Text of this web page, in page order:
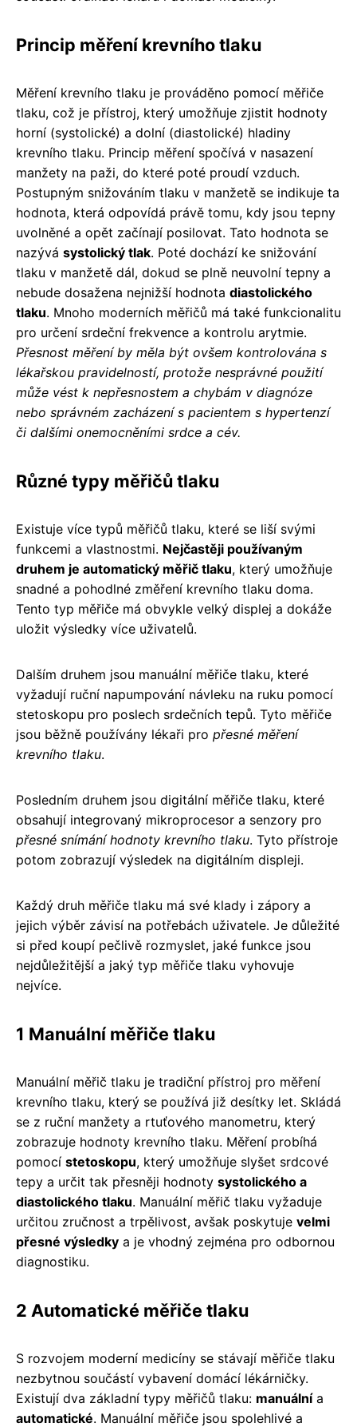
Princip měření krevního tlaku
Měření krevního tlaku je prováděno pomocí měřiče
tlaku, což je přístroj, který umožňuje zjistit hodnoty
horní (systolické) a dolní (diastolické) hladiny
krevního tlaku. Princip měření spočívá v nasazení
manžety na paži, do které poté proudí vzduch.
Postupným snižováním tlaku v manžetě se indikuje ta
hodnota, která odpovídá právě tomu, kdy jsou tepny
uvolněné a opět začínají posilovat. Tato hodnota se
nazývá systolický tlak. Poté dochází ke snižování
tlaku v manžetě dál, dokud se plně neuvolní tepny a
nebude dosažena nejnižší hodnota diastolického
tlaku. Mnoho moderních měřičů má také funkcionalitu
pro určení srdeční frekvence a kontrolu arytmie.
Přesnost měření by měla být ovšem kontrolována s
lékařskou pravidelností, protože nesprávné použití
může vést k nepřesnostem a chybám v diagnóze
nebo správném zacházení s pacientem s hypertenzí
či dalšími onemocněními srdce a cév.
Různé typy měřičů tlaku
Existuje více typů měřičů tlaku, které se liší svými
funkcemi a vlastnostmi. Nejčastěji používaným
druhem je automatický měřič tlaku, který umožňuje
snadné a pohodlné změření krevního tlaku doma.
Tento typ měřiče má obvykle velký displej a dokáže
uložit výsledky více uživatelů.
Dalším druhem jsou manuální měřiče tlaku, které
vyžadují ruční napumpování návleku na ruku pomocí
stetoskopu pro poslech srdečních tepů. Tyto měřiče
jsou běžně používány lékaři pro přesné měření
krevního tlaku.
Posledním druhem jsou digitální měřiče tlaku, které
obsahují integrovaný mikroprocesor a senzory pro
přesné snímání hodnoty krevního tlaku. Tyto přístroje
potom zobrazují výsledek na digitálním displeji.
Každý druh měřiče tlaku má své klady i zápory a
jejich výběr závisí na potřebách uživatele. Je důležité
si před koupí pečlivě rozmyslet, jaké funkce jsou
nejdůležitější a jaký typ měřiče tlaku vyhovuje
nejvíce.
1 Manuální měřiče tlaku
Manuální měřič tlaku je tradiční přístroj pro měření
krevního tlaku, který se používá již desítky let. Skládá
se z ruční manžety a rtuťového manometru, který
zobrazuje hodnoty krevního tlaku. Měření probíhá
pomocí stetoskopu, který umožňuje slyšet srdcové
tepy a určit tak přesněji hodnoty systolického a
diastolického tlaku. Manuální měřič tlaku vyžaduje
určitou zručnost a trpělivost, avšak poskytuje velmi
přesné výsledky a je vhodný zejména pro odbornou
diagnostiku.
2 Automatické měřiče tlaku
S rozvojem moderní medicíny se stávají měřiče tlaku
nezbytnou součástí vybavení domácí lékárničky.
Existují dva základní typy měřičů tlaku: manuálnía
automatické. Manuální měřiče jsou spolehlivé a